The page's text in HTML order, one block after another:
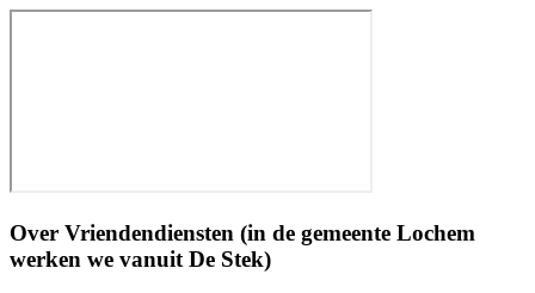
Over Vriendendiensten (in de gemeente Lochem
werken we vanuit De Stek)